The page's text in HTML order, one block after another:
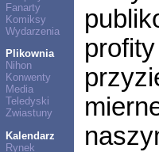
Fanarty
Komiksy
Wydarzenia
Plikownia
Nihon
Konwenty
Media
Teledyski
Zwiastuny
Kalendarz
Rynek